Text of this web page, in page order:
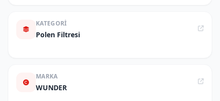
KATEGORI
Polen Filtresi
MARKA
WUNDER